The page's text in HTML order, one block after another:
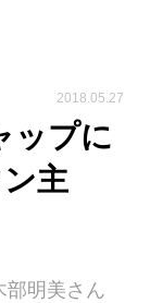
2018.05.27
ップに
主
部明美さん